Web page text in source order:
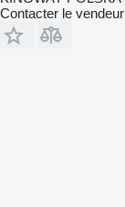
Contacter le vendeur